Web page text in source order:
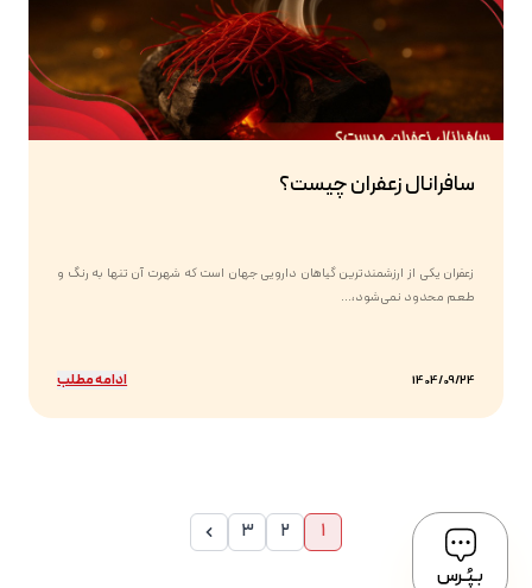
سافرانال زعفران چیست؟
زعفران یکی از ارزشمندترین گیاهان دارویی جهان است که شهرت آن تنها به رنگ و
طعم محدود نمی‌شود،...
1404/09/24 ادامه مطلب
1
2
3